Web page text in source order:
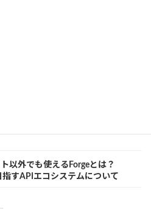
以外でも使えるForgeとは？
すAPIエコシステムについて